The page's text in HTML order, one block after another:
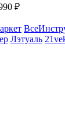
₽
Лэтуаль